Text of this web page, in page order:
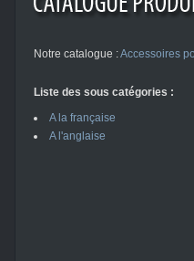
Notre catalogue :Accessoires
Liste des sous catégories :
A la française
A l'anglaise